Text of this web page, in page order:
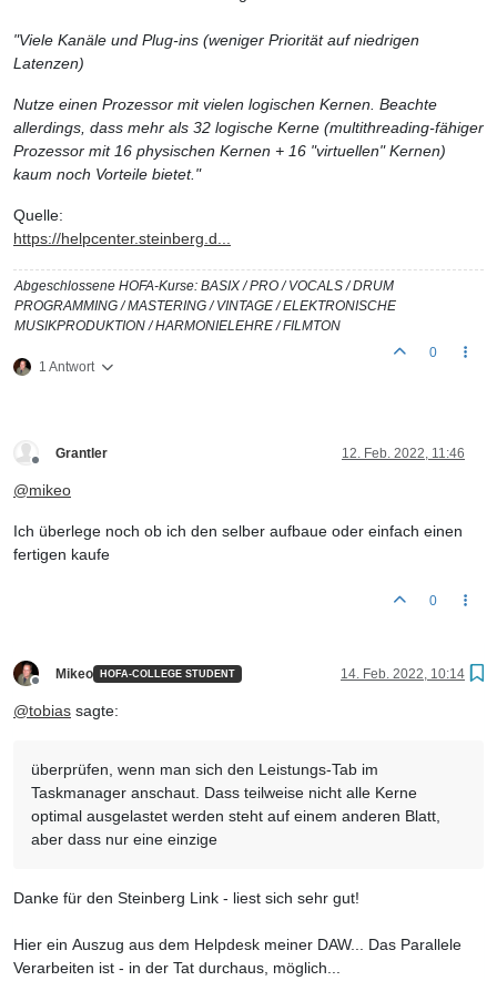
"Viele Kanäle und Plug-ins (weniger Priorität auf niedrigen
Latenzen)
Nutze einen Prozessor mit vielen logischen Kernen. Beachte
allerdings, dass mehr als 32 logische Kerne (multithreading-fähiger
Prozessor mit 16 physischen Kernen + 16 "virtuellen" Kernen)
kaum noch Vorteile bietet."
Quelle:
https://helpcenter.steinberg.d...
Abgeschlossene HOFA-Kurse: BASIX / PRO / VOCALS / DRUM
PROGRAMMING / MASTERING / VINTAGE / ELEKTRONISCHE
MUSIKPRODUKTION / HARMONIELEHRE / FILMTON
1 Antwort
0
Grantler 12. Feb. 2022, 11:46
@mikeo
Ich überlege noch ob ich den selber aufbaue oder einfach einen
fertigen kaufe
0
Mikeo HOFA-COLLEGE STUDENT 14. Feb. 2022, 10:14
@tobias sagte:
überprüfen, wenn man sich den Leistungs-Tab im
Taskmanager anschaut. Dass teilweise nicht alle Kerne
optimal ausgelastet werden steht auf einem anderen Blatt,
aber dass nur eine einzige
Danke für den Steinberg Link - liest sich sehr gut!
Hier ein Auszug aus dem Helpdesk meiner DAW... Das Parallele
Verarbeiten ist - in der Tat durchaus, möglich...